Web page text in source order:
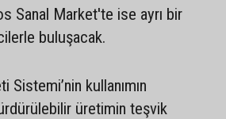
Sanal Market'te ise ayrı bir
buluşacak.
kullanımın
üretimin teşvik